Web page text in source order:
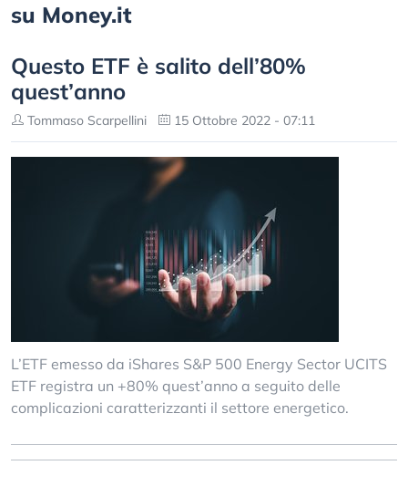
su Money.it
Questo ETF è salito dell’80%
quest’anno
Tommaso Scarpellini 15 Ottobre 2022 - 07:11
L’ETF emesso da iShares S&P 500 Energy Sector UCITS
ETF registra un +80% quest’anno a seguito delle
complicazioni caratterizzanti il settore energetico.